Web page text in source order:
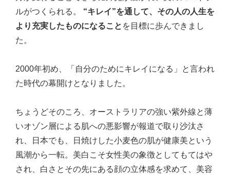
ルがつくられる。 “キレイ”を通して、その人の人生を
より充実したものになること を目標に歩んできまし
た。
2000年初め、「自分のためにキレイになる」と言われ
た時代の幕開けとなりました。
ちょうどそのころ、オーストラリアの強い紫外線と薄
いオゾン層による肌への悪影響が報道で取り沙汰さ
れ、日本でも、日焼けした小麦色の肌が健康美という
風潮から一転。美白こそ女性美の象徴としてもてはや
され、白さとその先にある顔の立体感を求めて、美容